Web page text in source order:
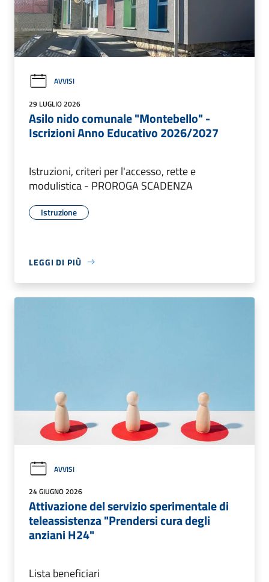
AVVISI
29 LUGLIO 2026
Asilo nido comunale "Montebello" -
Iscrizioni Anno Educativo 2026/2027
Istruzioni, criteri per l'accesso, rette e
modulistica - PROROGA SCADENZA
Istruzione
LEGGI DI PIÙ
AVVISI
24 GIUGNO 2026
Attivazione del servizio sperimentale di
teleassistenza "Prendersi cura degli
anziani H24"
Lista beneficiari